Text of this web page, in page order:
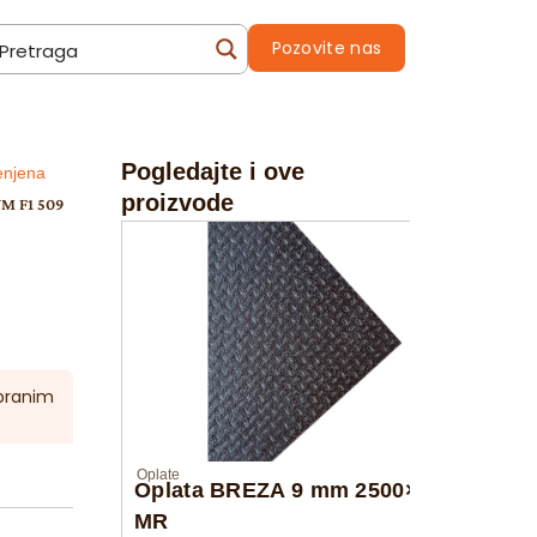
Pozovite nas
F1 509
Pogledajte i ove
proizvode
Oplate
Oplata BREZA 9 mm 2500×1250
MR